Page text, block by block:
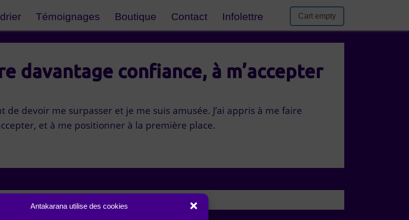
Antakarana utilise des cookies
Témoignages Boutique Contact Infolettre Cart empty
davantage confiance, à m’accepter
de devoir me surpasser et je me suis amusée. J’ai appris à me faire
et à me positionner à la première place.